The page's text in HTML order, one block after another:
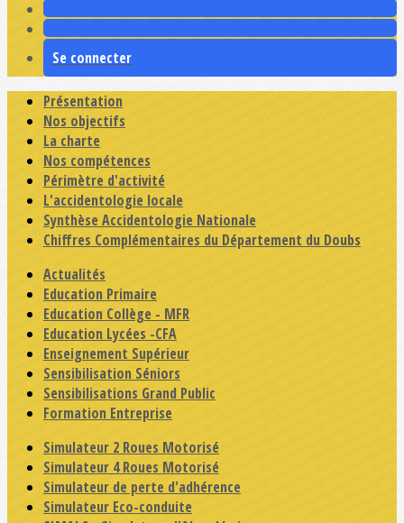
Se connecter
Présentation
Nos objectifs
La charte
Nos compétences
Périmètre d'activité
L'accidentologie locale
Synthèse Accidentologie Nationale
Chiffres Complémentaires du Département du Doubs
Actualités
Education Primaire
Education Collège - MFR
Education Lycées -CFA
Enseignement Supérieur
Sensibilisation Séniors
Sensibilisations Grand Public
Formation Entreprise
Simulateur 2 Roues Motorisé
Simulateur 4 Roues Motorisé
Simulateur de perte d'adhérence
Simulateur Eco-conduite